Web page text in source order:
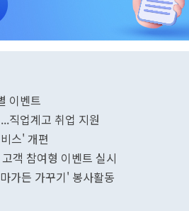
이벤트
직업계고 취업 지원
스' 개편
객 참여형 이벤트 실시
가든 가꾸기' 봉사활동